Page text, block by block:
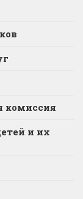
комиссия
и их